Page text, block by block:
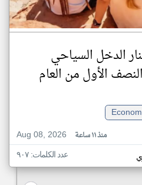
دينار الدخل السياحي
الأول من العام
Aug 08, 2026
منذ ١١ ساعة
عدد الكلمات: ٩٠٧